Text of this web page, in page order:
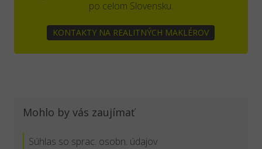
po celom Slovensku.
KONTAKTY NA REALITNÝCH MAKLÉROV
Mohlo by vás zaujímať
Súhlas so sprac. osobn. údajov